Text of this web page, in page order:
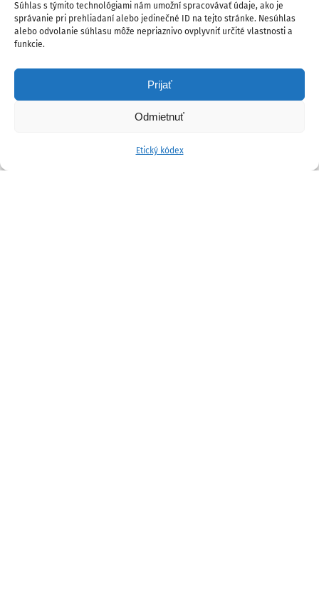
Súhlas s týmito technológiami nám umožní spracovávať údaje, ako je
správanie pri prehliadaní alebo jedinečné ID na tejto stránke. Nesúhlas
alebo odvolanie súhlasu môže nepriaznivo ovplyvniť určité vlastnosti a
funkcie.
Prijať
Odmietnuť
Etický kódex